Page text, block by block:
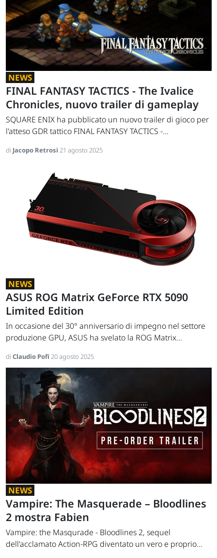
NEWS
FINAL FANTASY TACTICS - The Ivalice
Chronicles, nuovo trailer di gameplay
SQUARE ENIX ha pubblicato un nuovo trailer di gioco per
l'atteso GDR tattico FINAL FANTASY TACTICS -...
di Jacopo Retrosi 21 agosto 2025
NEWS
ASUS ROG Matrix GeForce RTX 5090
Limited Edition
In occasione del 30° anniversario di impegno nel settore
produzione GPU, ASUS ha svelato la ROG Matrix...
di Claudio Pofi 20 agosto 2025
NEWS
Vampire: The Masquerade – Bloodlines
2 mostra Fabien
Vampire: the Masqurade - Bloodlines 2, sequel
dell'acclamato Action-RPG diventato un vero e proprio...